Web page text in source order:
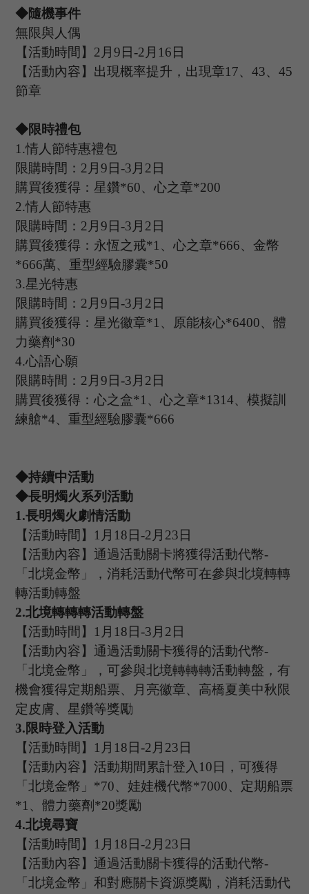
◆隨機事件
無限與人偶
【活動時間】 2月9 日-2月 16 日
【活動內容】出現概率提升，出現章17、43、45
節章
◆限時禮包
1.情人節特惠禮包
限購時間： 2月9 日-3月 2 日
購買後獲得：星鑽*60、心之章*200
2.情人節特惠
限購時間： 2月9 日-3月 2 日
購買後獲得：永恆之戒*1、心之章*666、金幣
*666萬、重型經驗膠囊*50
3.星光特惠
限購時間： 2月9 日-3月 2 日
購買後獲得：星光徽章*1、原能核心*6400、體
力藥劑 *30
4.心語心願
限購時間： 2月9 日-3月 2 日
購買後獲得：心之盒*1、心之章*1314、模擬訓
練艙*4、重型經驗膠囊*666
◆持續中活動
◆長明燭火系列活動
1.長明燭火劇情活動
【活動時間】 1 月 18 日-2月 23 日
【活動內容】通過活動關卡將獲得活動代幣-
「北境金幣 」
，消耗活動代幣可在參與北境轉轉
轉活動轉盤
2.北境轉轉轉活動轉盤
【活動時間】 1 月 18 日-3月 2 日
【活動內容】通過活動關卡獲得的活動代幣-
「北境金幣 」
，可參與北境轉轉轉活動轉盤，有
機會獲得定期船票、月亮徽章、高橋夏美中秋限
定皮膚、星鑽等獎勵
3.限時登入活動
【活動時間】 1 月 18 日-2月 23 日
【活動內容】活動期間累計登入 10 日，可獲得
「北境金幣 」 *70、娃娃機代幣*7000、定期船票
*1、體力藥劑 *20獎勵
4.北境尋寶
【活動時間】 1 月 18 日-2月 23 日
【活動內容】通過活動關卡獲得的活動代幣-
「北境金幣 」和對應關卡資源獎勵，消耗活動代